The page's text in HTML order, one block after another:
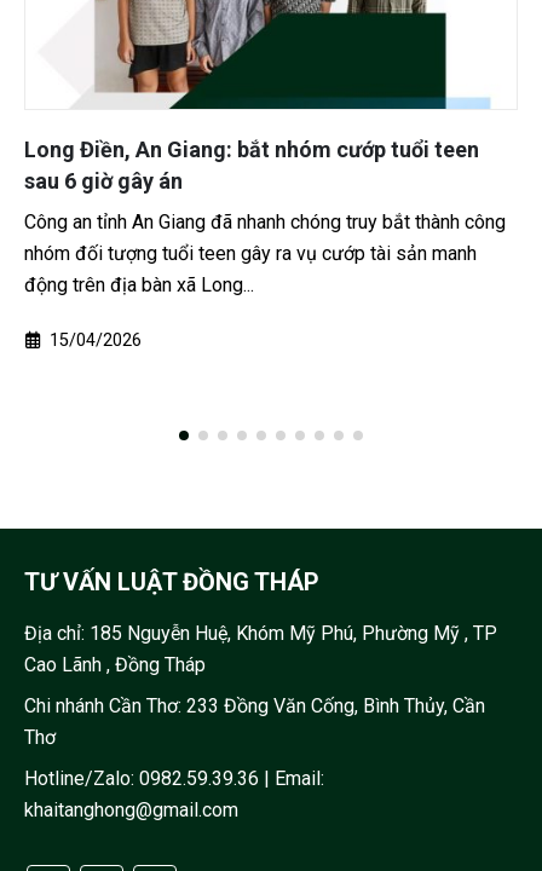
Long Điền, An Giang: bắt nhóm cướp tuổi teen
sau 6 giờ gây án
Công an tỉnh An Giang đã nhanh chóng truy bắt thành công
nhóm đối tượng tuổi teen gây ra vụ cướp tài sản manh
động trên địa bàn xã Long...
15/04/2026
TƯ VẤN LUẬT ĐỒNG THÁP
Địa chỉ: 185 Nguyễn Huệ, Khóm Mỹ Phú, Phường Mỹ , TP
Cao Lãnh , Đồng Tháp
Chi nhánh Cần Thơ: 233 Đồng Văn Cống, Bình Thủy, Cần
Thơ
Hotline/Zalo: 0982.59.39.36 | Email:
khaitanghong@gmail.com